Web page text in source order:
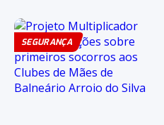
SEGURANÇA